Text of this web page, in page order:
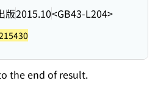
版2015.10<GB43-L204>
the end of result.